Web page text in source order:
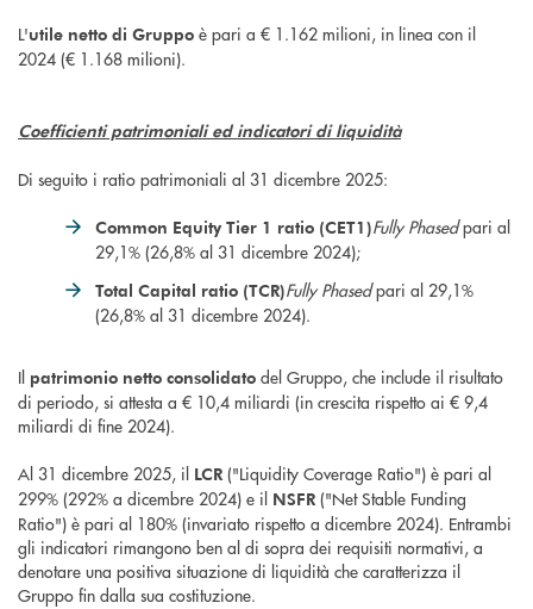
L'utile netto di Gruppo è pari a € 1.162 milioni, in linea con il
2024 (€ 1.168 milioni).
Coefficienti patrimoniali ed indicatori di liquidità
Di seguito i ratio patrimoniali al 31 dicembre 2025:
Common Equity Tier 1 ratio (CET1)Fully Phasedpari al
29,1% (26,8% al 31 dicembre 2024);
Total Capital ratio (TCR)Fully Phasedpari al 29,1%
(26,8% al 31 dicembre 2024).
Il patrimonio netto consolidato del Gruppo, che include il risultato
di periodo, si attesta a € 10,4 miliardi (in crescita rispetto ai € 9,4
miliardi di fine 2024).
Al 31 dicembre 2025, il LCR ("Liquidity Coverage Ratio") è pari al
299% (292% a dicembre 2024) e il NSFR ("Net Stable Funding
Ratio") è pari al 180% (invariato rispetto a dicembre 2024). Entrambi
gli indicatori rimangono ben al di sopra dei requisiti normativi, a
denotare una positiva situazione di liquidità che caratterizza il
Gruppo fin dalla sua costituzione.